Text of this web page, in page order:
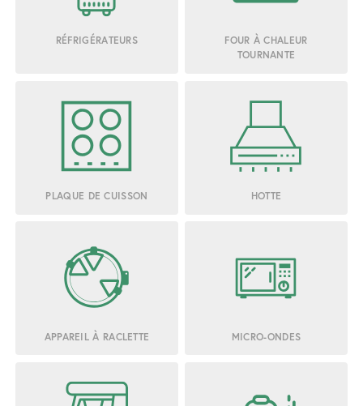
RÉFRIGÉRATEURS
FOUR À CHALEUR
TOURNANTE
PLAQUE DE CUISSON HOTTE
APPAREIL À RACLETTE MICRO-ONDES